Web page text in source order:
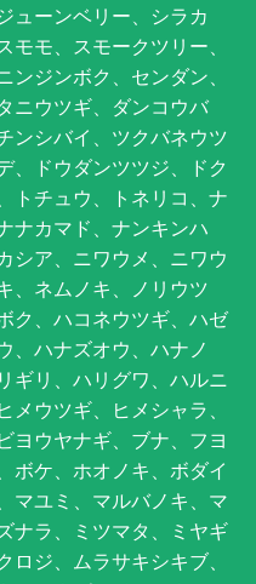
ューンベリー、シラカ
モ、スモークツリー、
ジンボク、センダン、
ニウツギ、ダンコウバ
ンシバイ、ツクバネウツ
、ドウダンツツジ、ドク
トチュウ、トネリコ、ナ
ナカマド、ナンキンハ
シア、ニワウメ、ニワウ
、ネムノキ、ノリウツ
ク、ハコネウツギ、ハゼ
、ハナズオウ、ハナノ
ギリ、ハリグワ、ハルニ
ウツギ、ヒメシャラ、
ヨウヤナギ、ブナ、フヨ
ボケ、ホオノキ、ボダイ
マユミ、マルバノキ、マ
ナラ、ミツマタ、ミヤギ
ジ、ムラサキシキブ、